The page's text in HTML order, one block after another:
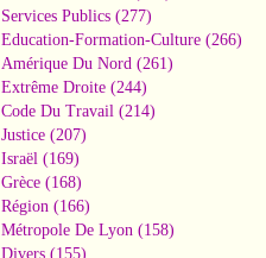
Services Publics (277)
Education-Formation-Culture (266)
Amérique Du Nord (261)
Extrême Droite (244)
Code Du Travail (214)
Justice (207)
Israël (169)
Grèce (168)
Région (166)
Métropole De Lyon (158)
Divers (155)